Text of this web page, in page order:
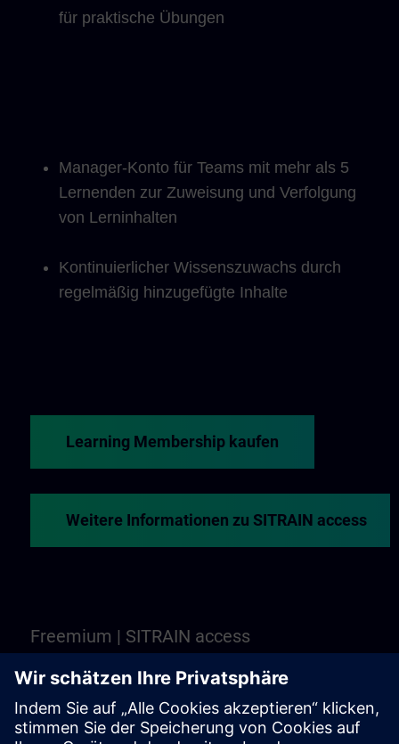
für praktische Übungen
Manager-Konto für Teams mit mehr als 5
Lernenden zur Zuweisung und Verfolgung
von Lerninhalten
Kontinuierlicher Wissenszuwachs durch
regelmäßig hinzugefügte Inhalte
Learning Membership kaufen
Weitere Informationen zu SITRAIN access
Freemium | SITRAIN access
Noch nicht überzeugt? Freemium ist Ihr Platz, um
ausgewählte webbasierte Trainings und Kurse von
SITRAIN access kennen zu lernen. Es ist kostenlos -